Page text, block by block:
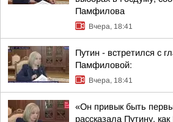
Памфилова
Вчера, 18:41
Путин - встретился с
Памфиловой:
Вчера, 18:41
«Он привык быть
рассказала Путину,